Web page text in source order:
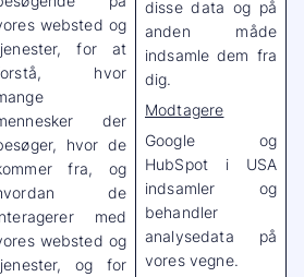
websted og
for at
hvor
der
hvor de
fra, og
de
med
websted og
og for
disse data og på
anden måde
indsamle dem fra
dig.
Modtagere
Google og
HubSpot i USA
indsamler og
behandler
analysedata på
vores vegne.